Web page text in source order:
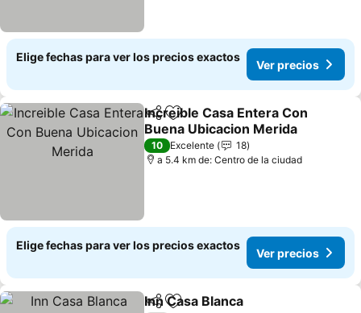
Elige fechas para ver los precios exactos
Ver precios
CompartirAgregar a favoritos
Increible Casa Entera Con
Buena Ubicacion Merida
Ver precios
10 Excelente
18
a 5.4 km de: Centro de la ciudad
Elige fechas para ver los precios exactos
Ver precios
CompartirAgregar a favoritos
Inn Casa Blanca